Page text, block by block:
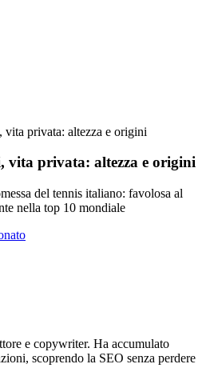
vita privata: altezza e origini
vita privata: altezza e origini
del tennis italiano: favolosa al
nella top 10 mondiale
e copywriter. Ha accumulato
scoprendo la SEO senza perdere